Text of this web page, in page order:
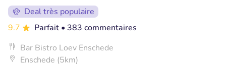
Deal très populaire
9.7
Parfait • 383 commentaires
Bar Bistro Loev Enschede
Enschede (5km)